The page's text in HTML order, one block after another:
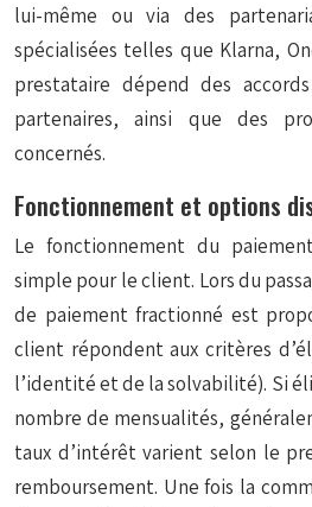
lui-même ou via des
spécialisées telles que Klarna,
prestataire dépend des
partenaires, ainsi que des
concernés.
Fonctionnement et options
Le fonctionnement du
simple pour le client. Lors du
de paiement fractionné est
client répondent aux critères
l’identité et de la solvabilité). Si
nombre de mensualités,
taux d’intérêt varient selon le
remboursement. Une fois la